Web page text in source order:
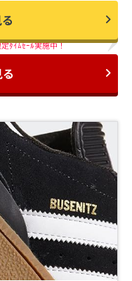
ﾀｲﾑｾｰﾙ実施中！